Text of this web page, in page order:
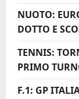
NUOTO:
DOTTO E
TENNIS:
PRIMO
F.1: GP